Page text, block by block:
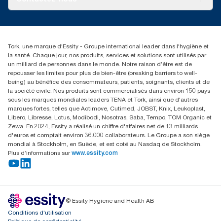
01 85 07 92 00
Tork, une marque d'Essity - Groupe international leader dans l'hygiène et
la santé. Chaque jour, nos produits, services et solutions sont utilisés par
un milliard de personnes dans le monde. Notre raison d’être est de
repousser les limites pour plus de bien-être (breaking barriers to well-
being) au bénéfice des consommateurs, patients, soignants, clients et de
la société civile. Nos produits sont commercialisés dans environ 150 pays
sous les marques mondiales leaders TENA et Tork, ainsi que d'autres
marques fortes, telles que Actimove, Cutimed, JOBST, Knix, Leukoplast,
Libero, Libresse, Lotus, Modibodi, Nosotras, Saba, Tempo, TOM Organic et
Zewa. En 2024, Essity a réalisé un chiffre d'affaires net de 13 milliards
d'euros et comptait environ 36.000 collaborateurs. Le Groupe a son siège
mondial à Stockholm, en Suède, et est coté au Nasdaq de Stockholm.
Plus d’informations sur www.essity.com
© Essity Hygiene and Health AB
Conditions d'utilisation